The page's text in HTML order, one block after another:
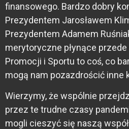
finansowego. Bardzo dobry
Prezydentem Jarosławem
Prezydentem Adamem
merytoryczne płynące
Promocji i Sportu to coś, co
mogą nam pozazdrościć inne
Wierzymy, że wspólnie
przez te trudne czasy
mogli cieszyć się naszą